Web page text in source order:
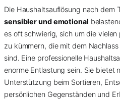
Die Haushaltsauflösung nach dem
sensibler und emotional
es oft schwierig, sich um die
zu kümmern, die mit dem
sind. Eine professionelle
enorme Entlastung sein. Sie bietet
Unterstützung beim Sortieren,
persönlichen Gegenständen und